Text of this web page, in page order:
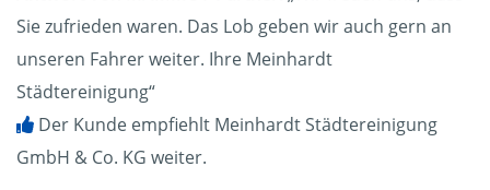
Sie zufrieden waren. Das Lob geben wir auch gern an
unseren Fahrer weiter. Ihre Meinhardt
Städtereinigung“
Der Kunde empfiehlt Meinhardt Städtereinigung
GmbH & Co. KG weiter.